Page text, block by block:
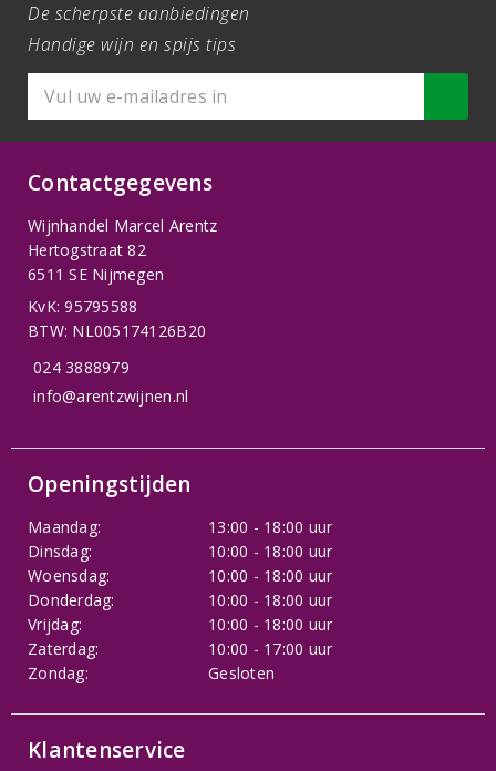
De scherpste aanbiedingen
Handige wijn en spijs tips
Contactgegevens
Wijnhandel Marcel Arentz
Hertogstraat 82
6511 SE Nijmegen
KvK: 95795588
BTW: NL005174126B20
024 3888979
info@arentzwijnen.nl
Openingstijden
Maandag:
13:00 - 18:00 uur
Dinsdag:
10:00 - 18:00 uur
Woensdag:
10:00 - 18:00 uur
Donderdag:
10:00 - 18:00 uur
Vrijdag:
10:00 - 18:00 uur
Zaterdag:
10:00 - 17:00 uur
Zondag:
Gesloten
Klantenservice